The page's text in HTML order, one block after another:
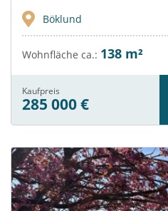
Böklund
Wohnfläche ca.: 138 m²
Kaufpreis
285 000 €